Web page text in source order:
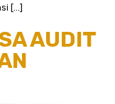
[…]
AUDIT